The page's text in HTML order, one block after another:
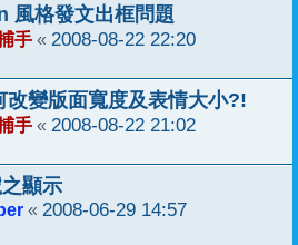
風格發文出框問題
手 « 2008-08-22 22:20
變版面寬度及表情大小?!
手 « 2008-08-22 21:02
顯示
« 2008-06-29 14:57